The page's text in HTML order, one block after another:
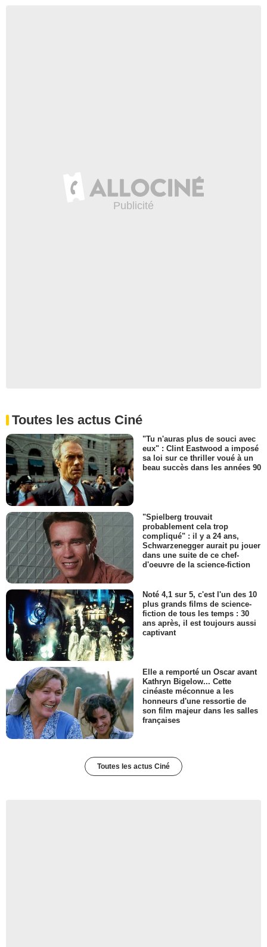
Toutes les actus Ciné
"Tu n'auras plus de souci avec
eux" : Clint Eastwood a imposé
sa loi sur ce thriller voué à un
beau succès dans les années 90
"Spielberg trouvait
probablement cela trop
compliqué" : il y a 24 ans,
Schwarzenegger aurait pu jouer
dans une suite de ce chef-
d'oeuvre de la science-fiction
Noté 4,1 sur 5, c'est l'un des 10
plus grands films de science-
fiction de tous les temps : 30
ans après, il est toujours aussi
captivant
Elle a remporté un Oscar avant
Kathryn Bigelow... Cette
cinéaste méconnue a les
honneurs d'une ressortie de
son film majeur dans les salles
françaises
Toutes les actus Ciné